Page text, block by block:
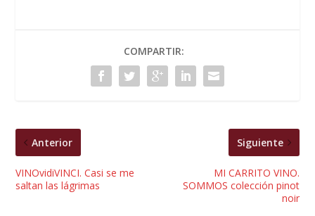
COMPARTIR:
Anterior
VINOvidiVINCI. Casi se me
saltan las lágrimas
Siguiente
MI CARRITO VINO.
SOMMOS colección pinot
noir